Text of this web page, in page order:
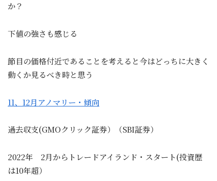
か？
下値の強さも感じる
節目の価格付近であることを考えると今はどっちに大きく
動くか見るべき時と思う
11、12月アノマリー・傾向
過去収支(GMOクリック証券）（SBI証券）
2022年 2月からトレードアイランド・スタート(投資歴
は10年超）